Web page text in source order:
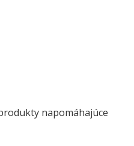
napomáhajúce